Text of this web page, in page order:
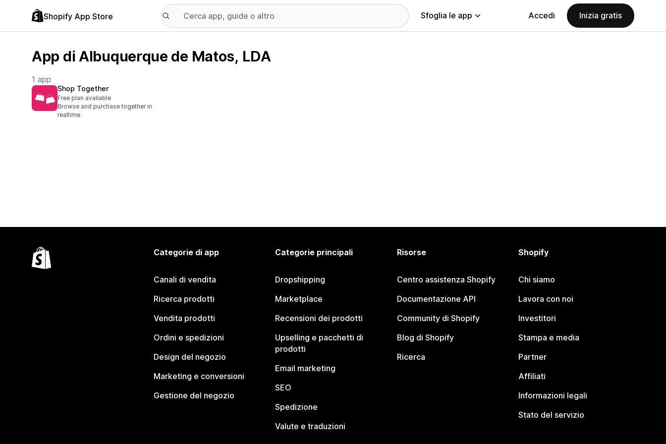
Shopify App Store Sfoglia le app Accedi Inizia gratis
App di Albuquerque de Matos, LDA
1 app
Shop Together
Free plan available
Browse and purchase together in
realtime
Categorie di app
Canali di vendita
Ricerca prodotti
Vendita prodotti
Ordini e spedizioni
Design del negozio
Marketing e conversioni
Gestione del negozio
Categorie principali
Dropshipping
Marketplace
Recensioni dei prodotti
Upselling e pacchetti di
prodotti
Email marketing
SEO
Spedizione
Valute e traduzioni
Risorse
Centro assistenza Shopify
Documentazione API
Community di Shopify
Blog di Shopify
Ricerca
Shopify
Chi siamo
Lavora con noi
Investitori
Stampa e media
Partner
Affiliati
Informazioni legali
Stato del servizio